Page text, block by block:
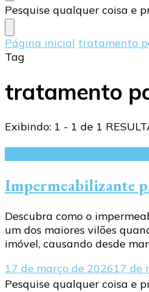
Procurando
algo?
Pesquise qualquer coisa e
Página inicial tratamento
Tag
tratamento
Exibindo: 1 - 1 de 1
Impermeabilizante
Descubra como o
um dos maiores vilões
imóvel, causando desde
17 de março de 202617 de
Procurando
Pesquise qualquer coisa e